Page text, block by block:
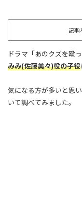
記事
ドラマ「あのクズを殴
みみ(佐藤美々)役の子役
気になる方が多いと思
いて調べてみました。